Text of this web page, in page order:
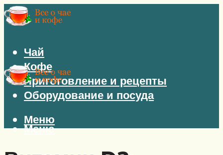
Чай
Кофе
Приготовление и рецепты
Оборудование и посуда
Меню
Меню